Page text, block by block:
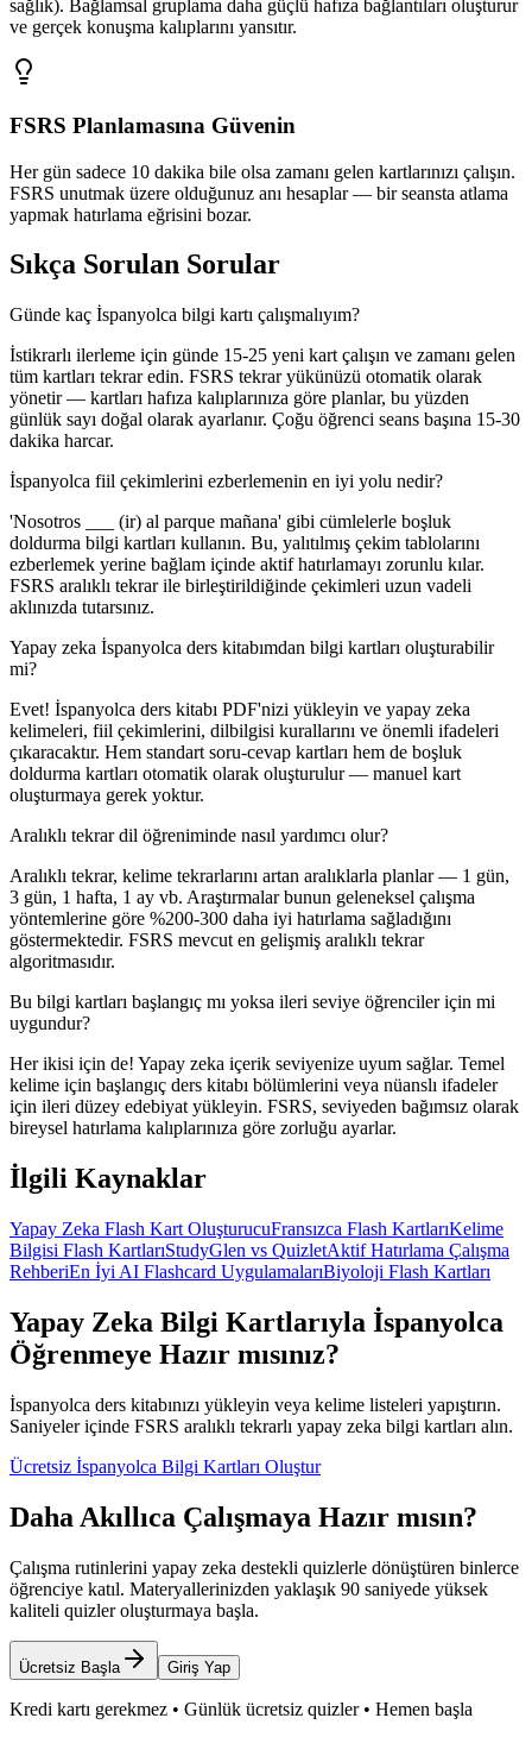
sağlık). Bağlamsal gruplama daha güçlü hafıza bağlantıları oluşturur
ve gerçek konuşma kalıplarını yansıtır.
FSRS Planlamasına Güvenin
Her gün sadece 10 dakika bile olsa zamanı gelen kartlarınızı çalışın.
FSRS unutmak üzere olduğunuz anı hesaplar — bir seansta atlama
yapmak hatırlama eğrisini bozar.
Sıkça Sorulan Sorular
Günde kaç İspanyolca bilgi kartı çalışmalıyım?
İstikrarlı ilerleme için günde 15-25 yeni kart çalışın ve zamanı gelen
tüm kartları tekrar edin. FSRS tekrar yükünüzü otomatik olarak
yönetir — kartları hafıza kalıplarınıza göre planlar, bu yüzden
günlük sayı doğal olarak ayarlanır. Çoğu öğrenci seans başına 15-30
dakika harcar.
İspanyolca fiil çekimlerini ezberlemenin en iyi yolu nedir?
'Nosotros ___ (ir) al parque mañana' gibi cümlelerle boşluk
doldurma bilgi kartları kullanın. Bu, yalıtılmış çekim tablolarını
ezberlemek yerine bağlam içinde aktif hatırlamayı zorunlu kılar.
FSRS aralıklı tekrar ile birleştirildiğinde çekimleri uzun vadeli
aklınızda tutarsınız.
Yapay zeka İspanyolca ders kitabımdan bilgi kartları oluşturabilir
mi?
Evet! İspanyolca ders kitabı PDF'nizi yükleyin ve yapay zeka
kelimeleri, fiil çekimlerini, dilbilgisi kurallarını ve önemli ifadeleri
çıkaracaktır. Hem standart soru-cevap kartları hem de boşluk
doldurma kartları otomatik olarak oluşturulur — manuel kart
oluşturmaya gerek yoktur.
Aralıklı tekrar dil öğreniminde nasıl yardımcı olur?
Aralıklı tekrar, kelime tekrarlarını artan aralıklarla planlar — 1 gün,
3 gün, 1 hafta, 1 ay vb. Araştırmalar bunun geleneksel çalışma
yöntemlerine göre %200-300 daha iyi hatırlama sağladığını
göstermektedir. FSRS mevcut en gelişmiş aralıklı tekrar
algoritmasıdır.
Bu bilgi kartları başlangıç mı yoksa ileri seviye öğrenciler için mi
uygundur?
Her ikisi için de! Yapay zeka içerik seviyenize uyum sağlar. Temel
kelime için başlangıç ders kitabı bölümlerini veya nüanslı ifadeler
için ileri düzey edebiyat yükleyin. FSRS, seviyeden bağımsız olarak
bireysel hatırlama kalıplarınıza göre zorluğu ayarlar.
İlgili Kaynaklar
Yapay Zeka Flash Kart OluşturucuFransızca Flash KartlarıKelime
Bilgisi Flash KartlarıStudyGlen vs QuizletAktif Hatırlama Çalışma
RehberiEn İyi AI Flashcard UygulamalarıBiyoloji Flash Kartları
Yapay Zeka Bilgi Kartlarıyla İspanyolca
Öğrenmeye Hazır mısınız?
İspanyolca ders kitabınızı yükleyin veya kelime listeleri yapıştırın.
Saniyeler içinde FSRS aralıklı tekrarlı yapay zeka bilgi kartları alın.
Ücretsiz İspanyolca Bilgi Kartları Oluştur
Daha Akıllıca Çalışmaya Hazır mısın?
Çalışma rutinlerini yapay zeka destekli quizlerle dönüştüren binlerce
öğrenciye katıl. Materyallerinizden yaklaşık 90 saniyede yüksek
kaliteli quizler oluşturmaya başla.
Ücretsiz Başla Giriş Yap
Kredi kartı gerekmez • Günlük ücretsiz quizler • Hemen başla